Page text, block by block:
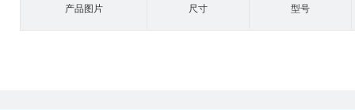
产品图片 尺寸 型号